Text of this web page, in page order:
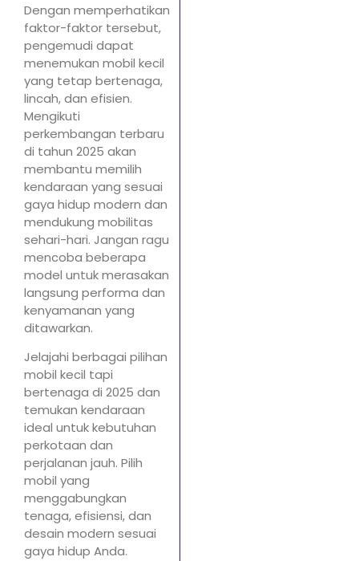
Dengan memperhatikan
faktor-faktor tersebut,
pengemudi dapat
menemukan mobil kecil
yang tetap bertenaga,
lincah, dan efisien.
Mengikuti
perkembangan terbaru
di tahun 2025 akan
membantu memilih
kendaraan yang sesuai
gaya hidup modern dan
mendukung mobilitas
sehari-hari. Jangan ragu
mencoba beberapa
model untuk merasakan
langsung performa dan
kenyamanan yang
ditawarkan.
Jelajahi berbagai pilihan
mobil kecil tapi
bertenaga di 2025 dan
temukan kendaraan
ideal untuk kebutuhan
perkotaan dan
perjalanan jauh. Pilih
mobil yang
menggabungkan
tenaga, efisiensi, dan
desain modern sesuai
gaya hidup Anda.